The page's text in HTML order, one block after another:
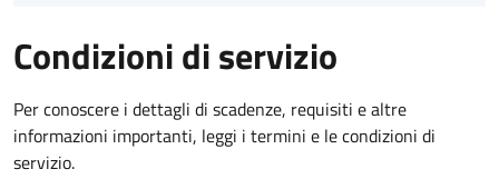
Condizioni di servizio
Per conoscere i dettagli di scadenze, requisiti e altre
informazioni importanti, leggi i termini e le condizioni di
servizio.